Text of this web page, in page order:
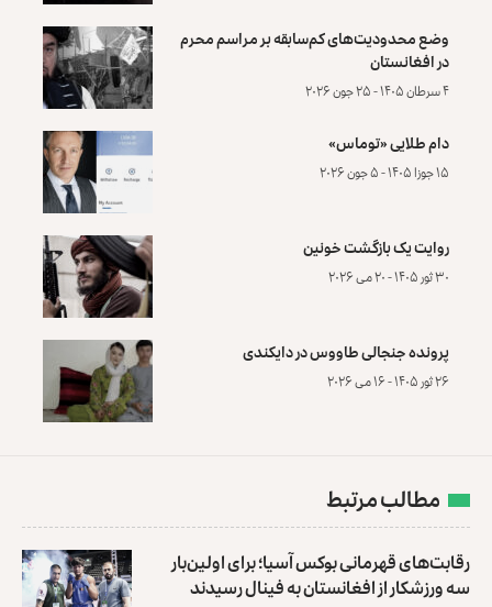
وضع محدودیت‌های کم‌سابقه بر مراسم محرم
در افغانستان
۴ سرطان ۱۴۰۵ - ۲۵ جون ۲۰۲۶
دام طلایی «توماس»
۱۵ جوزا ۱۴۰۵ - ۵ جون ۲۰۲۶
روایت یک بازگشت خونین
۳۰ ثور ۱۴۰۵ - ۲۰ می ۲۰۲۶
پرونده‌ جنجالی طاووس در دایکندی
۲۶ ثور ۱۴۰۵ - ۱۶ می ۲۰۲۶
مطالب مرتبط
رقابت‌های قهرمانی بوکس آسیا؛ برای اولین‌بار
سه ورزشکار از افغانستان به فینال رسیدند